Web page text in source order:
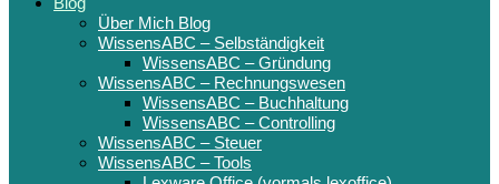
Über Mich Blog
WissensABC – Selbständigkeit
WissensABC – Gründung
WissensABC – Rechnungswesen
WissensABC – Buchhaltung
WissensABC – Controlling
WissensABC – Steuer
WissensABC – Tools